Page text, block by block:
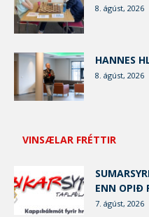
8. ágúst, 2026
HANNES
8. ágúst, 2026
VINSÆLAR FRÉTTIR
ENN OPIÐ
7. ágúst, 2026